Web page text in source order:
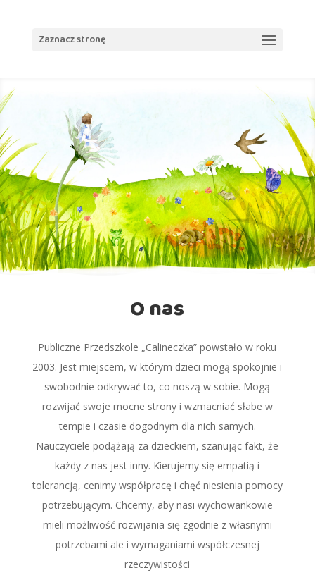
Zaznacz stronę
O nas
Publiczne Przedszkole „Calineczka” powstało w roku
2003. Jest miejscem, w którym dzieci mogą spokojnie i
swobodnie odkrywać to, co noszą w sobie. Mogą
rozwijać swoje mocne strony i wzmacniać słabe w
tempie i czasie dogodnym dla nich samych.
Nauczyciele podążają za dzieckiem, szanując fakt, że
każdy z nas jest inny. Kierujemy się empatią i
tolerancją, cenimy współpracę i chęć niesienia pomocy
potrzebującym. Chcemy, aby nasi wychowankowie
mieli możliwość rozwijania się zgodnie z własnymi
potrzebami ale i wymaganiami współczesnej
rzeczywistości